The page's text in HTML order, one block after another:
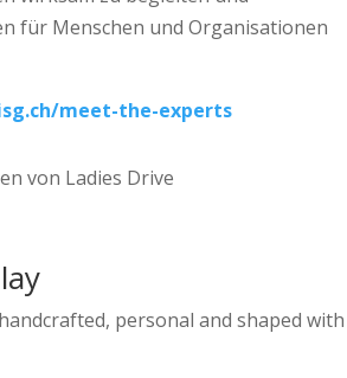
für Menschen und Organisationen
meet-the-experts
von Ladies Drive
personal and shaped with